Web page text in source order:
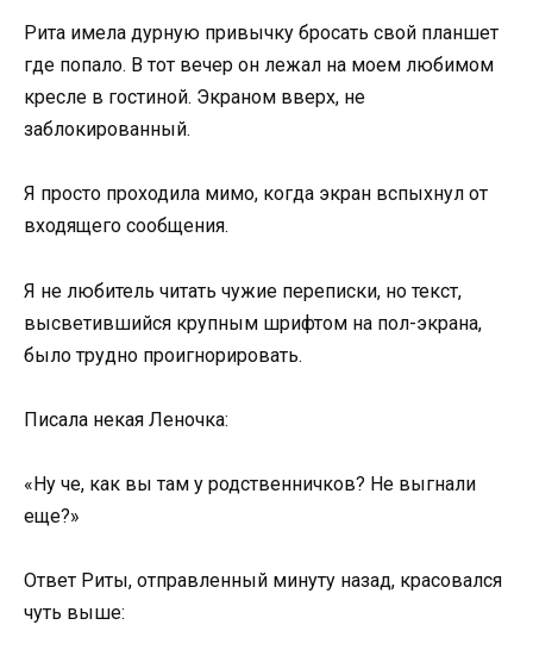
Рита имела дурную привычку бросать свой планшет
где попало. В тот вечер он лежал на моем любимом
кресле в гостиной. Экраном вверх, не
заблокированный.
Я просто проходила мимо, когда экран вспыхнул от
входящего сообщения.
Я не любитель читать чужие переписки, но текст,
высветившийся крупным шрифтом на пол-экрана,
было трудно проигнорировать.
Писала некая Леночка:
«Ну че, как вы там у родственничков? Не выгнали
еще?»
Ответ Риты, отправленный минуту назад, красовался
чуть выше: